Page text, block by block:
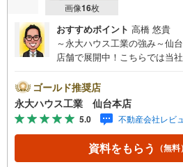
画像16枚
おすすめポイント 高橋 悠貴
～永大ハウス工業の強み～仙
店舗で展開中！こちらでは当
地...と種別を問わず不動産を取
育施設や商業施設、子育て環
合し、お客様により良い物件
かりとサポートさせて頂きま
＞当社では【購入】【売却】
など住宅に関する様々なご質
ゴールド推奨店
永大ハウス工業 仙台本店
5.0 不動産会社レビ
資料をもらう （無料）